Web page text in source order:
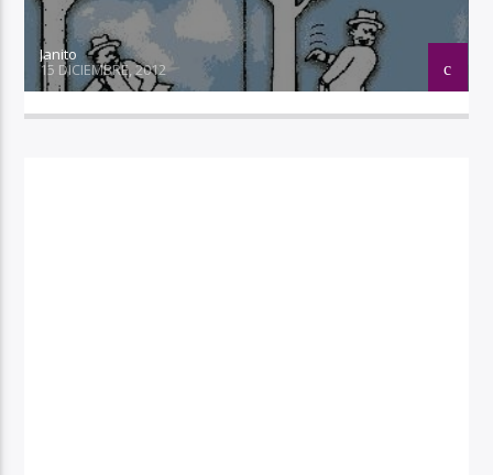
Janito
15 DICIEMBRE, 2012